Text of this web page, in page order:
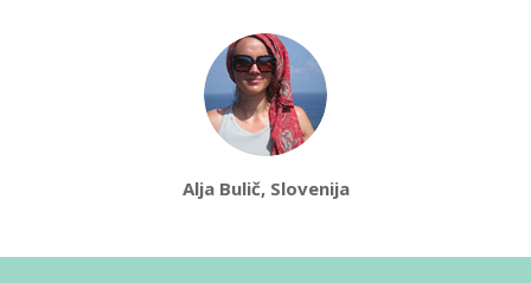
Alja Bulič, Slovenija